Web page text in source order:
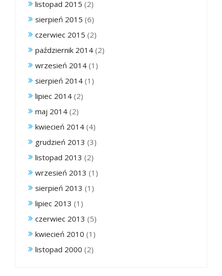
listopad 2015 (2)
sierpień 2015 (6)
czerwiec 2015 (2)
październik 2014 (2)
wrzesień 2014 (1)
sierpień 2014 (1)
lipiec 2014 (2)
maj 2014 (2)
kwiecień 2014 (4)
grudzień 2013 (3)
listopad 2013 (2)
wrzesień 2013 (1)
sierpień 2013 (1)
lipiec 2013 (1)
czerwiec 2013 (5)
kwiecień 2010 (1)
listopad 2000 (2)